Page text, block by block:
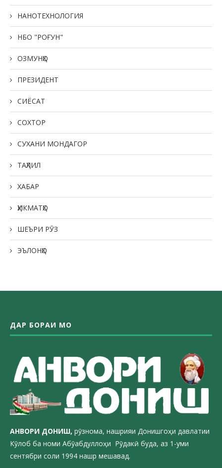
НАНОТЕХНОЛОГИЯ
НБО "РОҒУН"
ОЗМУНҲО
ПРЕЗИДЕНТ
СИЁСАТ
СОХТОР
СУХАНИ МОНДАГОР
ТАҲЛИЛ
ХАБАР
ҲИКМАТҲО
ШЕЪРИ РӮЗ
ЭЪЛОНҲО
ДАР БОРАИ МО
АНВОРИ ДОНИШ, рӯзнома, нашрияи Донишгоҳи давлатии
Кӯлоб ба номи Абӯабдуллоҳи Рӯдакӣ буда, аз 1-уми
сентябри соли 1994 нашр мешавад.